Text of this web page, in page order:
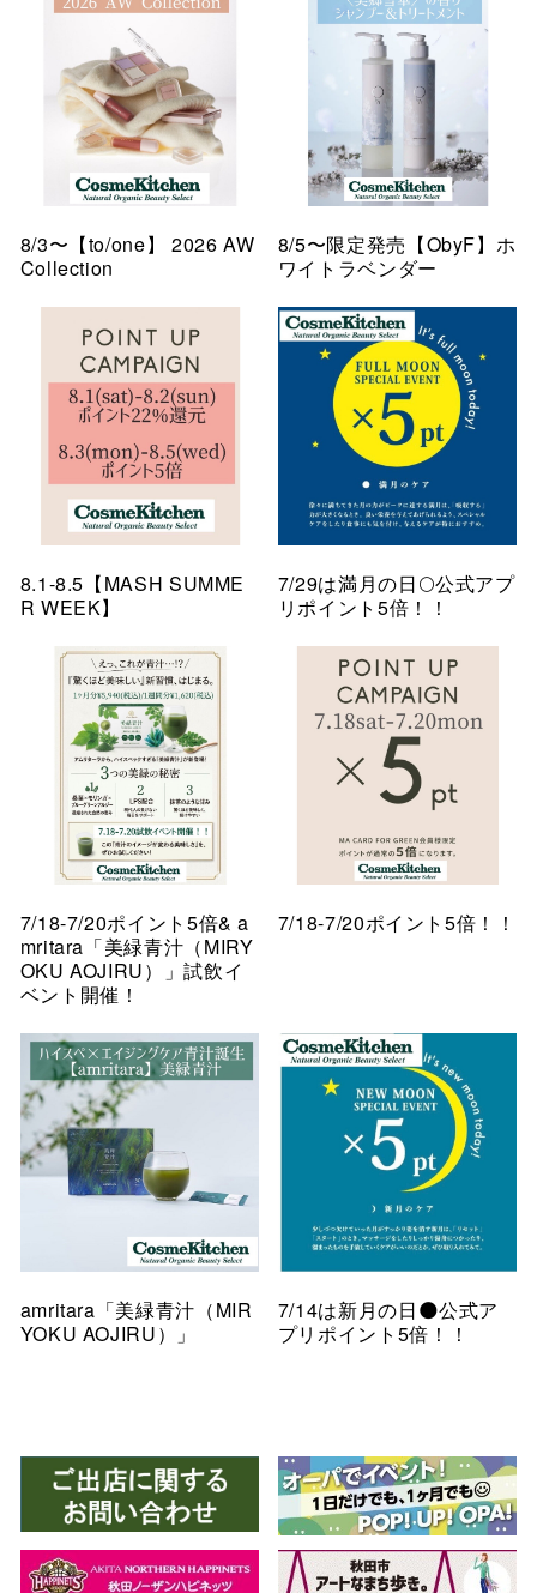
8/3〜【to/one】 2026 AW
Collection
8/5〜限定発売【ObyF】ホ
ワイトラベンダー
8.1-8.5【MASH SUMME
R WEEK】
7/29は満月の日🌕公式アプ
リポイント5倍！！
7/18-7/20ポイント5倍& a
mritara「美緑青汁（MIRY
OKU AOJIRU）」試飲イ
ベント開催！
7/18-7/20ポイント5倍！！
amritara「美緑青汁（MIR
YOKU AOJIRU）」
7/14は新月の日🌑公式ア
プリポイント5倍！！